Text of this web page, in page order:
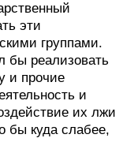
эти
группами.
бы реализовать
и прочие
и
их лжи
бы куда слабее,